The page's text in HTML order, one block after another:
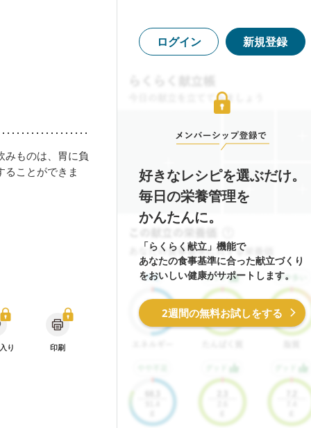
みものは、胃に負
ることができま
り 印刷
ログイン 新規登録
好きなレシピを選ぶだけ。
毎日の栄養管理を
かんたんに。
「らくらく献立」機能で
あなたの食事基準に合った献立づくり
をおいしい健康がサポートします。
2週間の無料お試しをする